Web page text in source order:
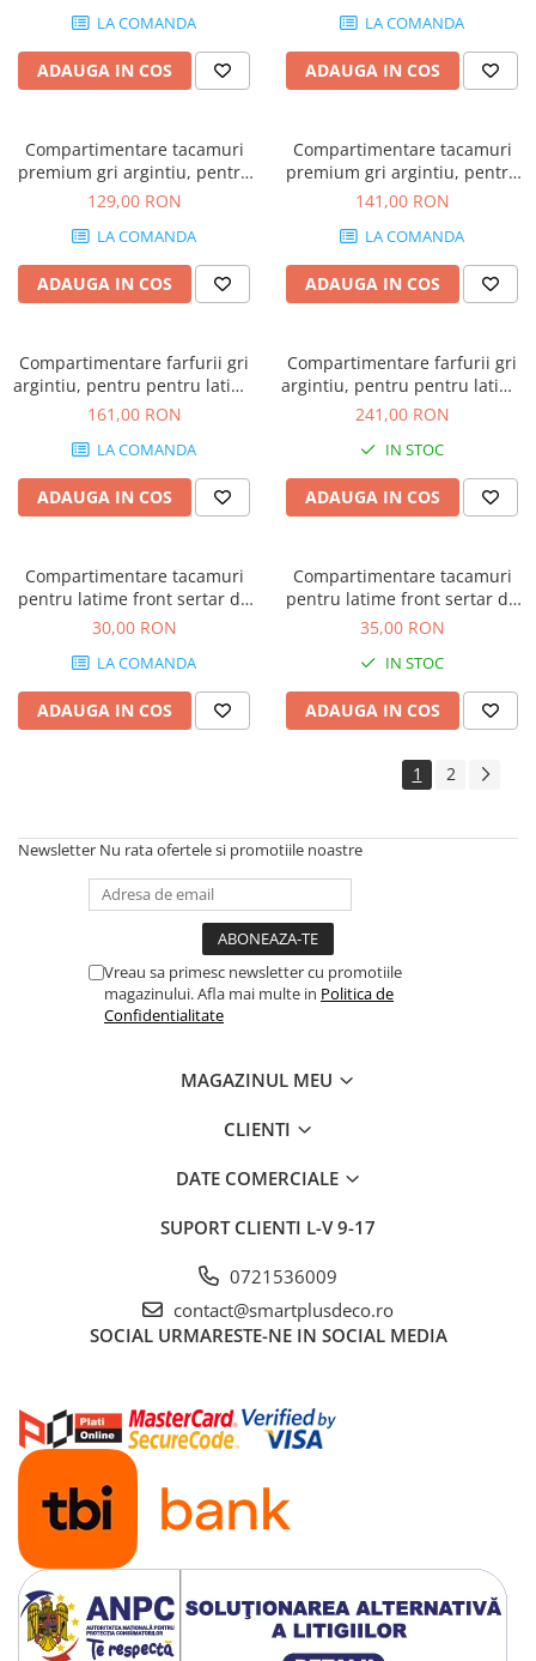
LA COMANDA
ADAUGA IN COS
LA COMANDA
ADAUGA IN COS
Compartimentare tacamuri
premium gri argintiu, pentru
latime front sertar de 800 mm
129,00 RON
LA COMANDA
ADAUGA IN COS
Compartimentare tacamuri
premium gri argintiu, pentru
latime front sertar de 900 mm
141,00 RON
LA COMANDA
ADAUGA IN COS
Compartimentare farfurii gri
argintiu, pentru pentru latime
front sertar de 600 mm
161,00 RON
LA COMANDA
ADAUGA IN COS
Compartimentare farfurii gri
argintiu, pentru pentru latime
front sertar de 900 mm
241,00 RON
IN STOC
ADAUGA IN COS
Compartimentare tacamuri
pentru latime front sertar de
300 mm, finisaj alb
30,00 RON
LA COMANDA
ADAUGA IN COS
Compartimentare tacamuri
pentru latime front sertar de
400 mm, finisaj alb
35,00 RON
IN STOC
ADAUGA IN COS
1 2
Newsletter Nu rata ofertele si promotiile noastre
Vreau sa primesc newsletter cu promotiile
magazinului. Afla mai multe in Politica de
Confidentialitate
MAGAZINUL MEU
CLIENTI
DATE COMERCIALE
SUPORT CLIENTI L-V 9-17
0721536009
contact@smartplusdeco.ro
SOCIAL URMARESTE-NE IN SOCIAL MEDIA